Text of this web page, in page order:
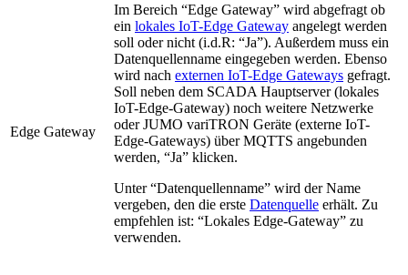
Edge Gateway
Im Bereich “Edge Gateway” wird abgefragt ob
ein lokales IoT-Edge Gateway angelegt werden
soll oder nicht (i.d.R: “Ja”). Außerdem muss ein
Datenquellenname eingegeben werden. Ebenso
wird nach externen IoT-Edge Gateways gefragt.
Soll neben dem SCADA Hauptserver (lokales
IoT-Edge-Gateway) noch weitere Netzwerke
oder JUMO variTRON Geräte (externe IoT-
Edge-Gateways) über MQTTS angebunden
werden, “Ja” klicken.
Unter “Datenquellenname” wird der Name
vergeben, den die erste Datenquelle erhält. Zu
empfehlen ist: “Lokales Edge-Gateway” zu
verwenden.